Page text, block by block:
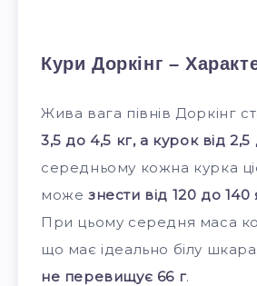
Кури Доркінг –
Жива вага півнів Доркінг
3,5 до 4,5 кг, а курок від 2,5
середньому кожна курка
може знести від 120 до 140
При цьому середня маса
що має ідеально білу
не перевищує 66 г.